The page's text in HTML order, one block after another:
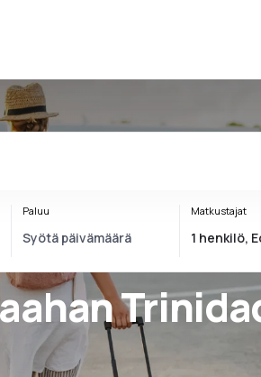
Paluu Matkustajat